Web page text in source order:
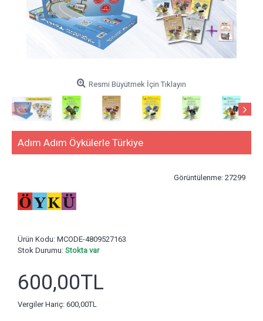
Resmi Büyütmek İçin Tıklayın
Adım Adım Öykülerle Türkiye
Görüntülenme: 27299
Ürün Kodu: MCODE-4809527163
Stok Durumu: Stokta var
600,00TL
Vergiler Hariç: 600,00TL